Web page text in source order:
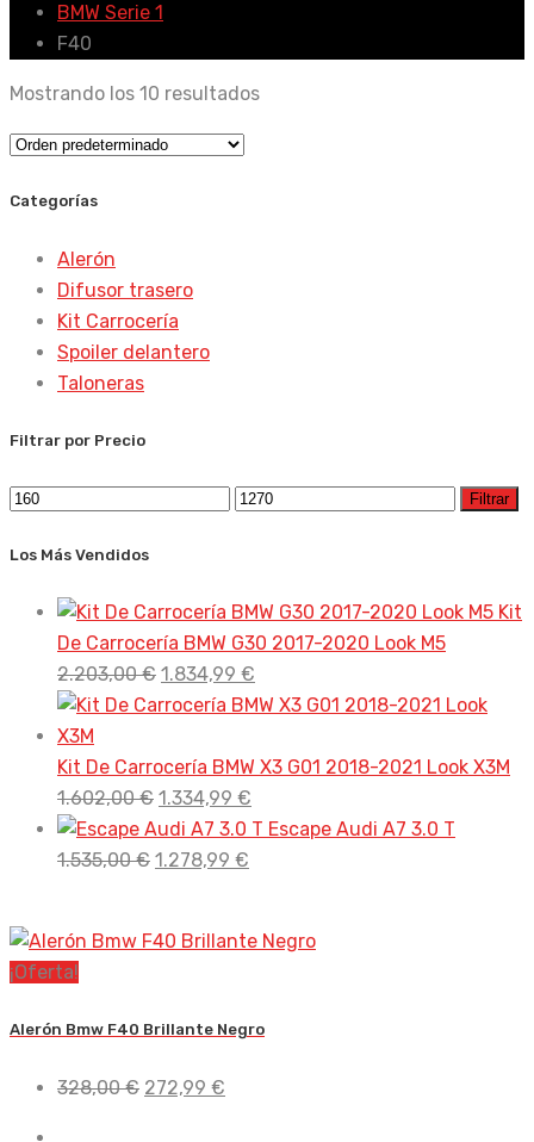
BMW Serie 1
F40
Mostrando los 10 resultados
Categorías
Alerón
Difusor trasero
Kit Carrocería
Spoiler delantero
Taloneras
Filtrar por Precio
Precio
Precio
Filtrar
Los Más Vendidos
Kit
De Carrocería BMW G30 2017-2020 Look M5
2.203,00€ El
precio
era:
2.203,00 €.
1.834,99 €
precio
es:
Kit De Carrocería BMW X3 G01 2018-2021 Look X3M
1.602,00€ El
precio
original
1.334,99 €
precio
Escape Audi A7 3.0 T
1.535,00€ El
era:
1.278,99 €
es:
¡Oferta!
Alerón Bmw F40 Brillante Negro
328,00€ El
272,99 €